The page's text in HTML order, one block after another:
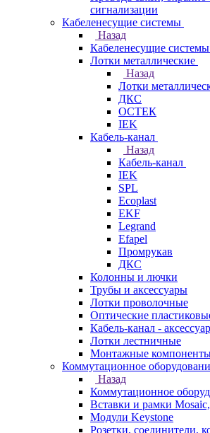
сигнализации
Кабеленесущие системы
Назад
Кабеленесущие системы
Лотки металлические
Назад
Лотки
ДКС
ОСТЕК
IEK
Кабель-канал
Назад
Кабель-канал
IEK
SPL
Ecoplast
EKF
Legrand
Efapel
Промрукав
ДКС
Колонны и лючки
Трубы и аксессуары
Лотки проволочные
Оптические
Кабель-канал -
Лотки лестничные
Монтажные
Коммутационное
Назад
Коммутационное
Вставки и рамки
Модули Keystone
Розетки, соединители,